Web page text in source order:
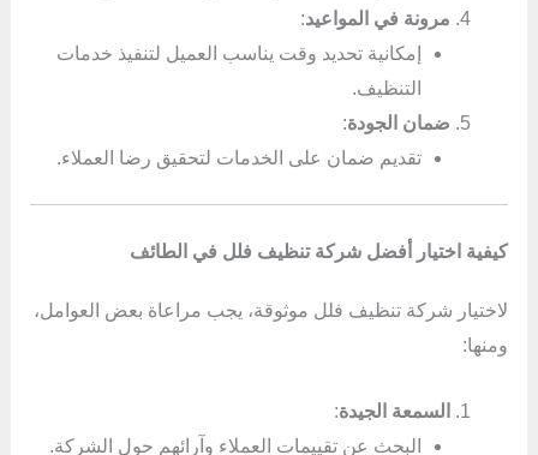
مرونة في المواعيد:
إمكانية تحديد وقت يناسب العميل لتنفيذ خدمات
التنظيف.
ضمان الجودة:
تقديم ضمان على الخدمات لتحقيق رضا العملاء.
كيفية اختيار أفضل شركة تنظيف فلل في الطائف
لاختيار شركة تنظيف فلل موثوقة، يجب مراعاة بعض العوامل،
ومنها:
السمعة الجيدة:
البحث عن تقييمات العملاء وآرائهم حول الشركة.